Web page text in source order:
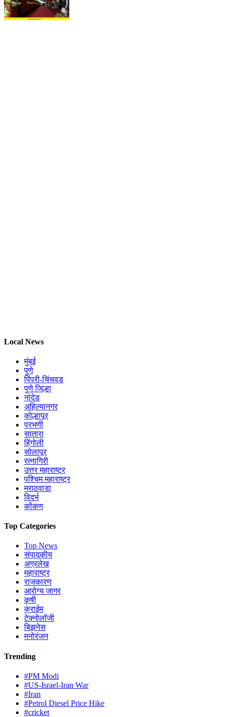
Local News
मुंबई
पुणे
पिंपरी-चिंचवड
पुणे जिल्हा
नांदेड
अहिल्यानगर
कोल्हापूर
परभणी
सातारा
हिंगोली
सोलापूर
रत्नागिरी
उत्तर महाराष्ट्र
पश्चिम महाराष्ट्र
मराठवाडा
विदर्भ
कोंकण
Top Categories
Top News
संपादकीय
अग्रलेख
महाराष्ट्र
राजकारण
आरोग्य जागर
कृषी
क्राईम
टेक्नोलॉजी
बिझनेस
मनोरंजन
Trending
#PM Modi
#US-Israel-Iran War
#Iran
#Petrol Diesel Price Hike
#cricket